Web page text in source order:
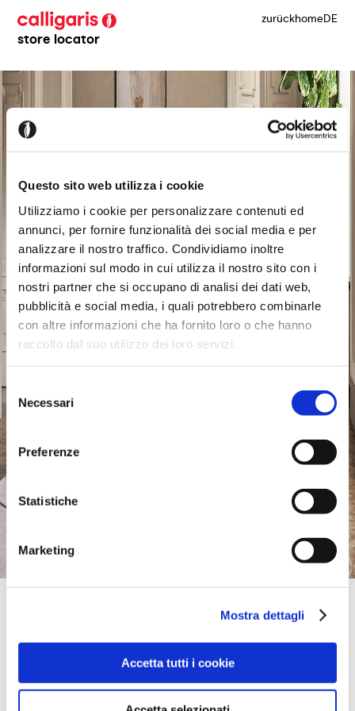
Questo sito web utilizza i cookie
Utilizziamo i cookie per personalizzare contenuti ed
annunci, per fornire funzionalità dei social media e per
analizzare il nostro traffico. Condividiamo inoltre
informazioni sul modo in cui utilizza il nostro sito con i
nostri partner che si occupano di analisi dei dati web,
pubblicità e social media, i quali potrebbero combinarle
con altre informazioni che ha fornito loro o che hanno
raccolto dal suo utilizzo dei loro servizi.
Selezione
delNecessari
Preferenze
Statistiche
Marketing
Mostra dettagli
Accetta tutti i cookie
store locator
zurückhomeDE
Mobilia By Ferroni | Sassari